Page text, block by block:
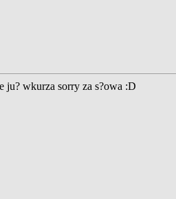
ju? wkurza sorry za s?owa :D